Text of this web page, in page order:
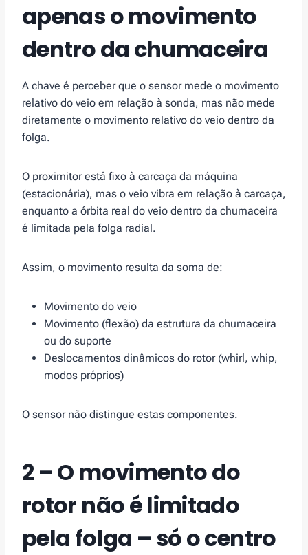
apenas o movimento
dentro da chumaceira
A chave é perceber que o sensor mede o movimento
relativo do veio em relação à sonda, mas não mede
diretamente o movimento relativo do veio dentro da
folga.
O proximitor está fixo à carcaça da máquina
(estacionária), mas o veio vibra em relação à carcaça,
enquanto a órbita real do veio dentro da chumaceira
é limitada pela folga radial.
Assim, o movimento resulta da soma de:
Movimento do veio
Movimento (flexão) da estrutura da chumaceira
ou do suporte
Deslocamentos dinâmicos do rotor (whirl, whip,
modos próprios)
O sensor não distingue estas componentes.
2 – O movimento do
rotor não é limitado
pela folga – só o centro